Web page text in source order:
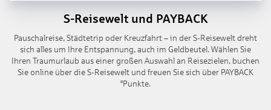
S-Reisewelt und PAYBACK
Pauschalreise, Städtetrip oder Kreuzfahrt – in der S-Reisewelt dreht
sich alles um Ihre Entspannung, auch im Geldbeutel. Wählen Sie
Ihren Traumurlaub aus einer großen Auswahl an Reisezielen, buchen
Sie online über die S-Reisewelt und freuen Sie sich über PAYBACK
°Punkte.